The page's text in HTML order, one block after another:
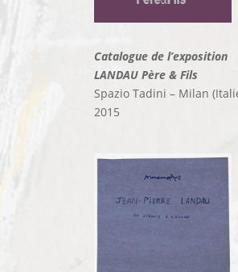
Catalogue de l’exposition
LANDAU Père & Fils
Spazio Tadini – Milan
2015